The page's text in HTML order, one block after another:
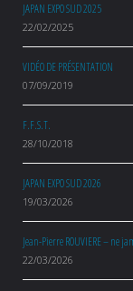
JAPAN EXPO SUD 2025
22/02/2025
VIDÉO DE PRÉSENTATION
07/09/2019
F.F.S.T.
28/10/2018
JAPAN EXPO SUD 2026
19/03/2026
Jean-Pierre ROUVIERE – ne
22/03/2026